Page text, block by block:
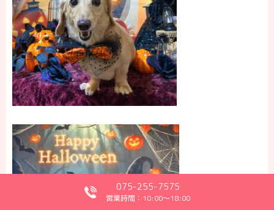
075-255-7575
営業時間：10:00～18:00